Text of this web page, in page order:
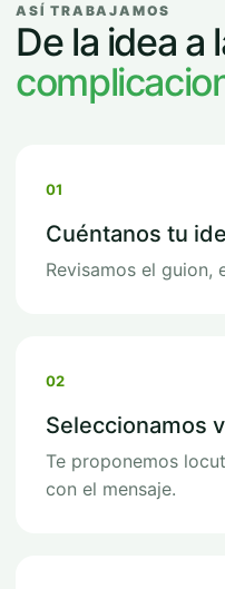
ASÍ TRABAJAMOS
De la idea a
01
Cuéntanos tu
Revisamos el guion,
02
Seleccionamos
Te proponemos
con el mensaje.